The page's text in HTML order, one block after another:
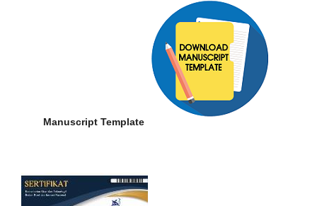
Manuscript Template